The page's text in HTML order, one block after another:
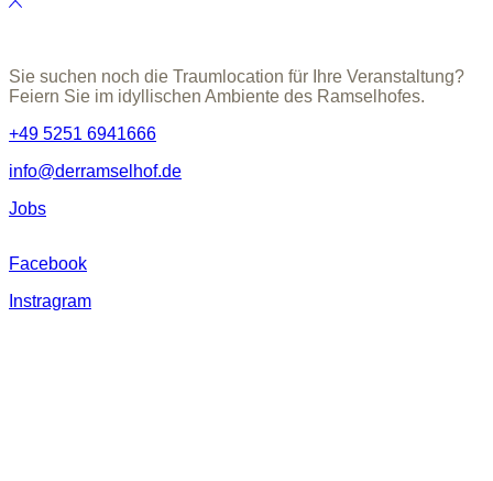
Sie suchen noch die Traumlocation für Ihre Veranstaltung?
Feiern Sie im idyllischen Ambiente des Ramselhofes.
+49 5251 6941666
info@derramselhof.de
Jobs
Facebook
Instragram